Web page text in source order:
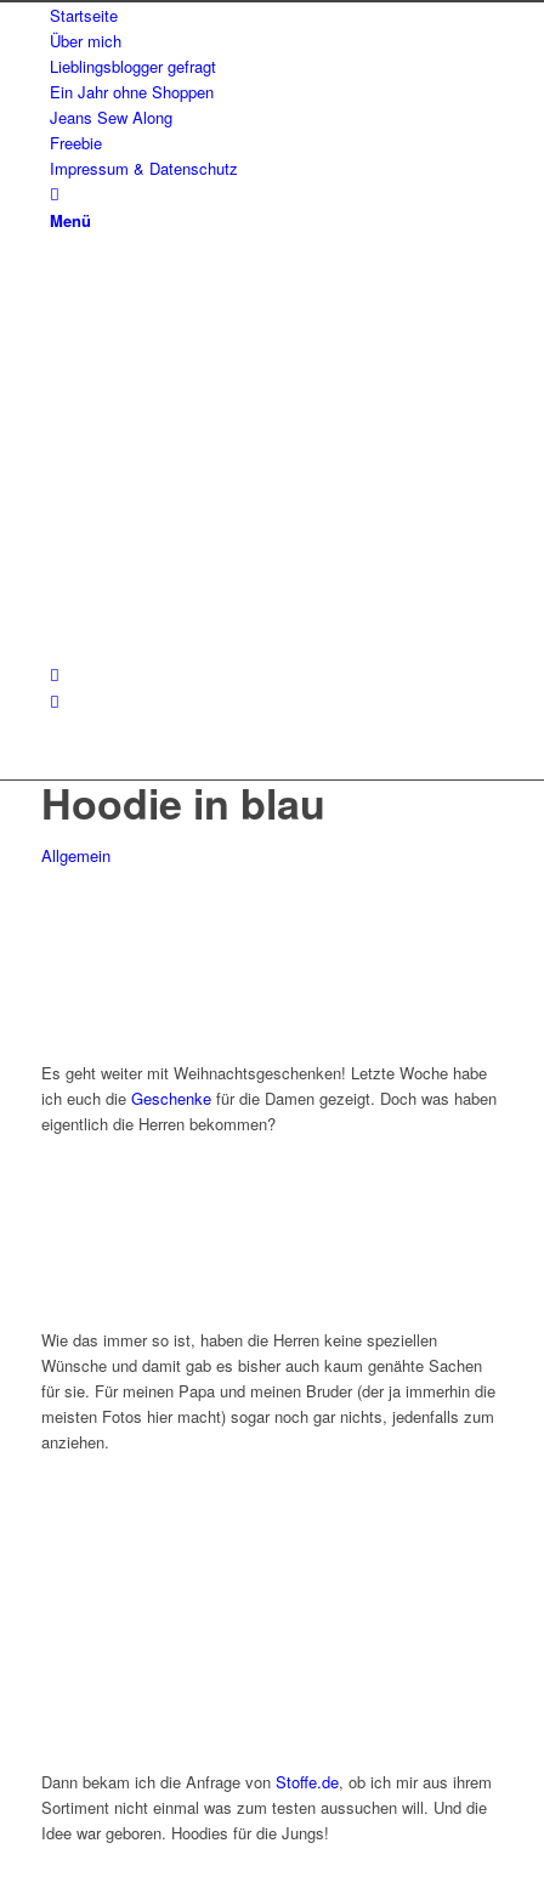
Startseite
Über mich
Lieblingsblogger gefragt
Ein Jahr ohne Shoppen
Jeans Sew Along
Freebie
Impressum & Datenschutz
Menü
Hoodie in blau
Allgemein
Es geht weiter mit Weihnachtsgeschenken! Letzte Woche habe
ich euch die Geschenkefür die Damen gezeigt. Doch was haben
eigentlich die Herren bekommen?
Wie das immer so ist, haben die Herren keine speziellen
Wünsche und damit gab es bisher auch kaum genähte Sachen
für sie. Für meinen Papa und meinen Bruder (der ja immerhin die
meisten Fotos hier macht) sogar noch gar nichts, jedenfalls zum
anziehen.
Dann bekam ich die Anfrage von Stoffe.de, ob ich mir aus ihrem
Sortiment nicht einmal was zum testen aussuchen will. Und die
Idee war geboren. Hoodies für die Jungs!